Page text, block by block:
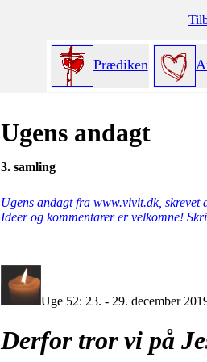
Prædiken
Ugens andagt
3. samling
Ugens andagt fra www.vivit.dk, skrevet
Ideer og kommentarer er velkomne!
Uge 52: 23. - 29. december
Derfor tror vi på